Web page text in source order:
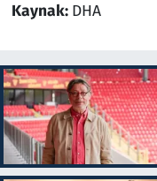
Kaynak: DHA